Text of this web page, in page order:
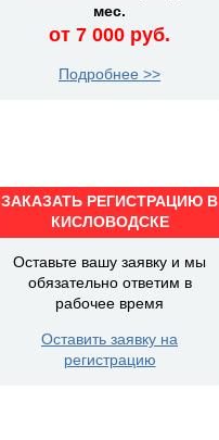
мес.
от 7 000 руб.
Подробнее >>
ЗАКАЗАТЬ РЕГИСТРАЦИЮ В
КИСЛОВОДСКЕ
Оставьте вашу заявку и мы
обязательно ответим в
рабочее время
Оставить заявку на
регистрацию